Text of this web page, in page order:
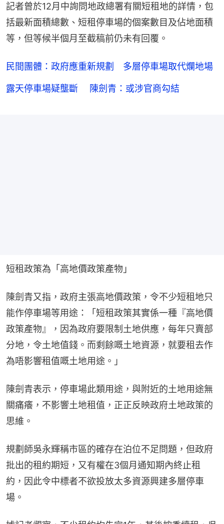
記者曾於12月中詢問地政總署有關短租地的詳情，包
括最新面積總數、短租停車場的個案數目及佔地面積
等，但等候半個月至截稿前仍未有回覆。
民間團體：政府應重新規劃 多層停車場取代爛地場
露天停車場疑壟斷 陳劍青：或涉官商勾結
短租政策為「高地價政策產物」
陳劍青又指，政府主張高地價政策，令不少短租地只
能作停車場等用途：「短租政策其實係一種『高地價
政策產物』，因為政府要限制土地供應，每年只賣部
分地，令土地值錢。而剩餘嘅土地資源，就要租去作
為唔影響租值嘅土地用途。」
陳劍青表示，停車場此類用途，與附近的土地用途無
關痛癢，不影響土地租值，正正反映政府土地政策的
思維。
規劃師吳永輝稱市區的確存在泊位不足問題，但政府
批出的租約期短，又有權在3個月通知期內終止租
約，因此令中標者不欲投放太多資源興建多層停車
場。